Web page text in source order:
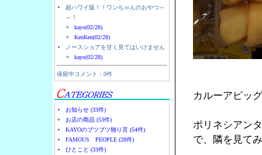
超ハワイ版！！ワンちゃんのおやつ～
～！
kayo(02/28)
KenKen(02/28)
ノースショアを甘く見てはいけません
kayo(02/28)
保留中コメント：0件
お知らせ (33件)
お店の商品 (53件)
KAYOのブツブツ独り言 (54件)
FAMOUS PEOPLE (28件)
ひとこと (33件)
カルーアピッ
ポリネシアン
で、隣を見て